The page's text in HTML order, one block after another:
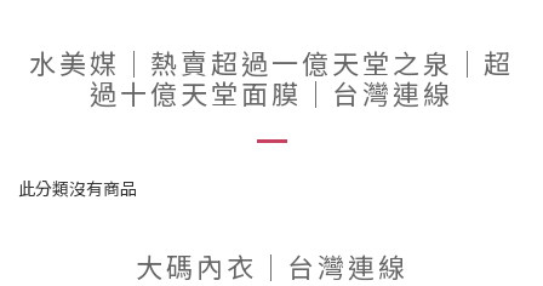
水美媒｜熱賣超過一億天堂之泉｜超
過十億天堂面膜｜台灣連線
此分類沒有商品
大碼內衣｜台灣連線